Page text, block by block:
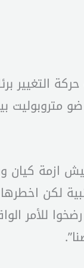
متروبوليت
ازمة كيان
لكن
للأمر